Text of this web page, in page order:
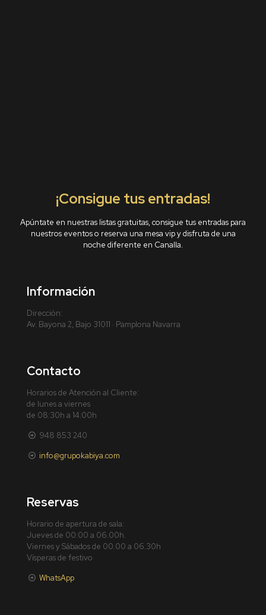
¡Consigue tus entradas!
Apúntate en nuestras listas gratuitas, consigue tus entradas para
nuestros eventos o reserva una mesa vip y disfruta de una
noche diferente en Canalla.
Información
Dirección:
Av. Bayona 2, Bajo 31011 · Pamplona Navarra
Contacto
Horarios de Atención al Cliente:
de lunes a viernes
de 08:30h a 14:00h
948 853 240
info@grupokabiya.com
Reservas
Horario de apertura de sala:
Jueves de 00:00 a 06.00h.
Viernes y Sábados de 00.00 a 06.30h
Vísperas de festivo
WhatsApp